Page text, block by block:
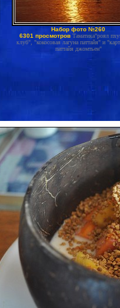
Набор фото №260
6301 просмотров Таматика"роял
клуб", "кокосовая лагуна паттайя" и
паттайя джомтьен"